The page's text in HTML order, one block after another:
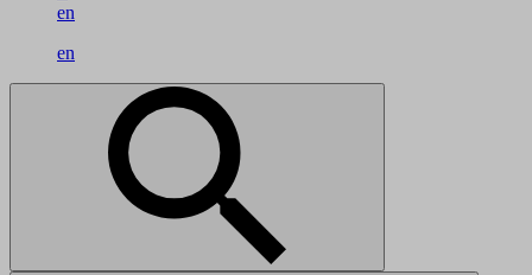
en
en